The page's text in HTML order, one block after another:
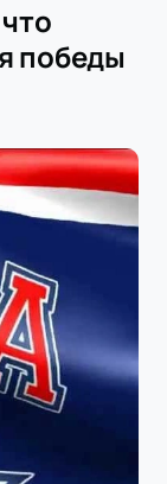
победы